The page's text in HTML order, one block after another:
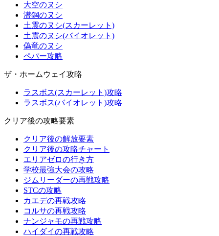
大空のヌシ
潜鋼のヌシ
土震のヌシ(スカーレット)
土震のヌシ(バイオレット)
偽竜のヌシ
ペパー攻略
ザ・ホームウェイ攻略
ラスボス(スカーレット)攻略
ラスボス(バイオレット)攻略
クリア後の攻略要素
クリア後の解放要素
クリア後の攻略チャート
エリアゼロの行き方
学校最強大会の攻略
ジムリーダーの再戦攻略
STCの攻略
カエデの再戦攻略
コルサの再戦攻略
ナンジャモの再戦攻略
ハイダイの再戦攻略